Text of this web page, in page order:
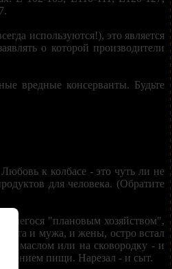
используются!), это является
о которой производители
вредные консерванты. Будьте
к колбасе - это чуть ли не
для человека. (Обратите
"плановым хозяйством",
и мужа, и жены, остро встал
с маслом или на сковородку - и
пищи. Нарезал - и сыт.